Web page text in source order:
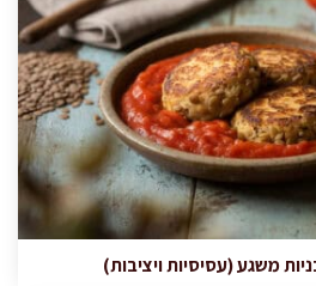
משגע (עסיסיות ויציבות)